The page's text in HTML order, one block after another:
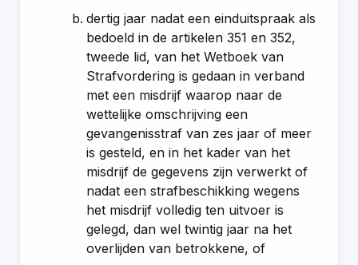
dertig jaar nadat een einduitspraak als
bedoeld in deartikelen 351 en352,
tweede lid, van het Wetboek van
Strafvordering is gedaan in verband
met een misdrijf waarop naar de
wettelijke omschrijving een
gevangenisstraf van zes jaar of meer
is gesteld, en in het kader van het
misdrijf de gegevens zijn verwerkt of
nadat een strafbeschikking wegens
het misdrijf volledig ten uitvoer is
gelegd, dan wel twintig jaar na het
overlijden van betrokkene, of